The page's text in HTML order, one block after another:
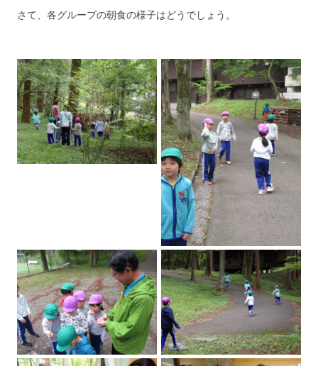
さて、各グループの朝食の様子はどうでしょう。